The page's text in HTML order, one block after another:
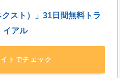
クスト）」31日間無料トラ
イアル
トでチェック